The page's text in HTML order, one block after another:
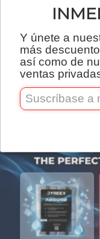
Y únete a
más
así como de
ventas